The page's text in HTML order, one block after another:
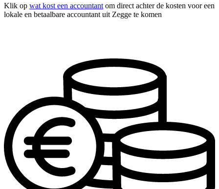
Klik op wat kost een accountant om direct achter de kosten voor een
lokale en betaalbare accountant uit Zegge te komen